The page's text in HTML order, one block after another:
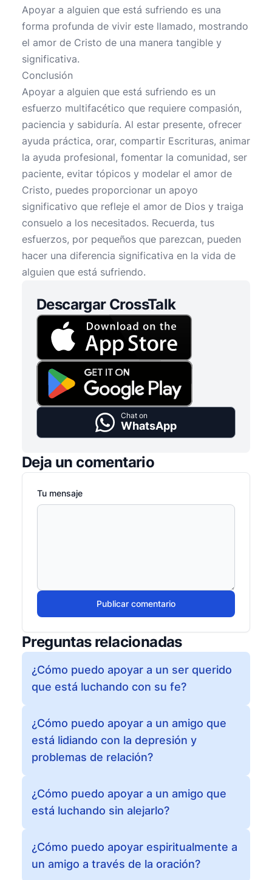
Apoyar a alguien que está sufriendo es una
forma profunda de vivir este llamado, mostrando
el amor de Cristo de una manera tangible y
significativa.
Conclusión
Apoyar a alguien que está sufriendo es un
esfuerzo multifacético que requiere compasión,
paciencia y sabiduría. Al estar presente, ofrecer
ayuda práctica, orar, compartir Escrituras, animar
la ayuda profesional, fomentar la comunidad, ser
paciente, evitar tópicos y modelar el amor de
Cristo, puedes proporcionar un apoyo
significativo que refleje el amor de Dios y traiga
consuelo a los necesitados. Recuerda, tus
esfuerzos, por pequeños que parezcan, pueden
hacer una diferencia significativa en la vida de
alguien que está sufriendo.
Descargar CrossTalk
Chat on
WhatsApp
Deja un comentario
Tu mensaje
Publicar comentario
Preguntas relacionadas
¿Cómo puedo apoyar a un ser querido
que está luchando con su fe?
¿Cómo puedo apoyar a un amigo que
está lidiando con la depresión y
problemas de relación?
¿Cómo puedo apoyar a un amigo que
está luchando sin alejarlo?
¿Cómo puedo apoyar espiritualmente a
un amigo a través de la oración?